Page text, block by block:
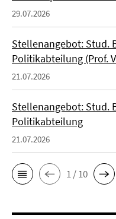
29.07.2026
Stellenangebot: Stud.
Politikabteilung (Prof.
21.07.2026
Stellenangebot: Stud.
Politikabteilung
21.07.2026
1 / 10